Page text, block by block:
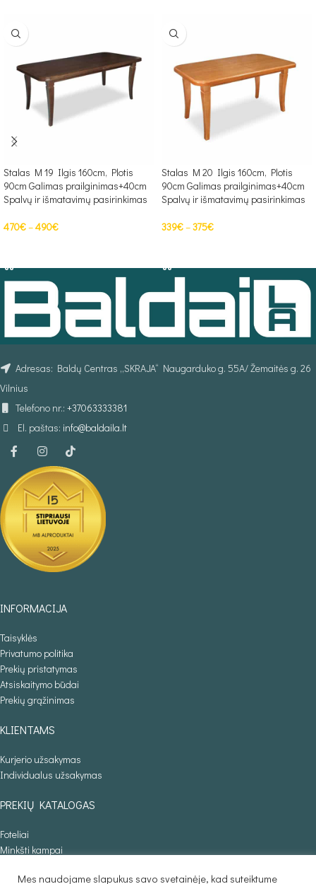
Stalas M 19 Ilgis 160cm, Plotis
90cm Galimas prailginimas+40cm
Spalvų ir išmatavimų pasirinkimas
470€–490€
Stalas M 20 Ilgis 160cm, Plotis
90cm Galimas prailginimas+40cm
Spalvų ir išmatavimų pasirinkimas
339€–375€
Adresas: Baldų Centras „SKRAJA“ Naugarduko g. 55A/ Žemaitės g. 26
Vilnius
Telefono nr.: +37063333381
El. paštas: info@baldaila.lt
INFORMACIJA
Taisyklės
Privatumo politika
Prekių pristatymas
Atsiskaitymo būdai
Prekių grąžinimas
KLIENTAMS
Kurjerio užsakymas
Individualus užsakymas
PREKIŲ KATALOGAS
Foteliai
Minkšti kampai
Sofos lovos
Mes naudojame slapukus savo svetainėje, kad suteiktume